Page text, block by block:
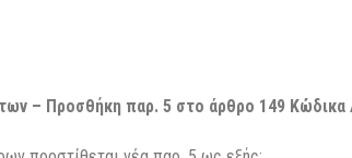
– Προσθήκη παρ. 5 στο άρθρο 149 Κώδικα